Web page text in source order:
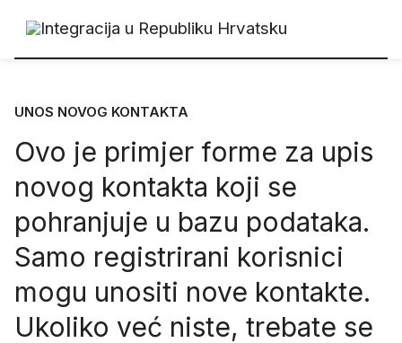
UNOS NOVOG KONTAKTA
Ovo je primjer forme za upis
novog kontakta koji se
pohranjuje u bazu podataka.
Samo registrirani korisnici
mogu unositi nove kontakte.
Ukoliko već niste, trebate se